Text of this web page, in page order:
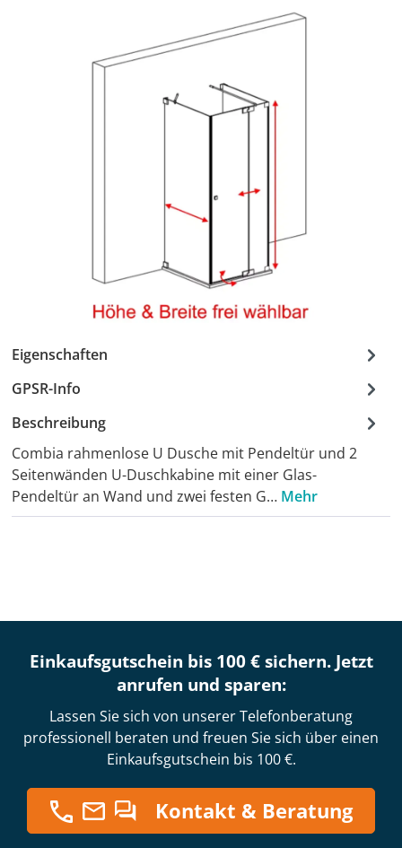
Eigenschaften
GPSR-Info
Beschreibung
Combia rahmenlose U Dusche mit Pendeltür und 2
Seitenwänden U-Duschkabine mit einer Glas-
Pendeltür an Wand und zwei festen G… Mehr
Einkaufsgutschein bis 100 € sichern. Jetzt
anrufen und sparen:
Lassen Sie sich von unserer Telefonberatung
professionell beraten und freuen Sie sich über einen
Einkaufsgutschein bis 100 €.
Kontakt & Beratung